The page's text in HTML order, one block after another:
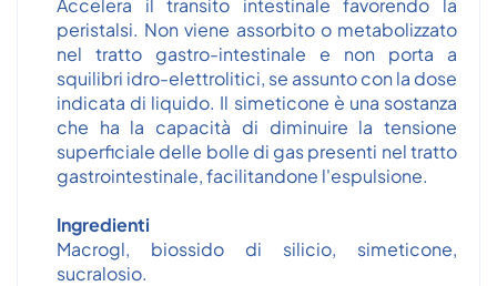
Accelera il transito intestinale favorendo la
peristalsi. Non viene assorbito o metabolizzato
nel tratto gastro-intestinale e non porta a
squilibri idro-elettrolitici, se assunto con la dose
indicata di liquido. Il simeticone è una sostanza
che ha la capacità di diminuire la tensione
superficiale delle bolle di gas presenti nel tratto
gastrointestinale, facilitandone l'espulsione.
Ingredienti
Macrogl, biossido di silicio, simeticone,
sucralosio.